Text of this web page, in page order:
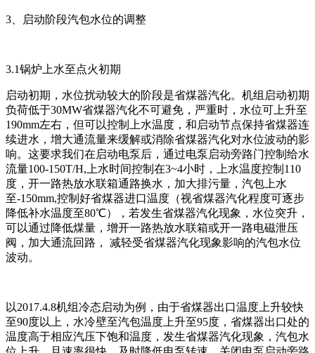
3、启动阶段汽包水位的调整
3.1锅炉上水至点火初期
启动初期，水位扰动较大的阶段是省煤器汽化。机组启动初期
负荷低于30MW省煤器汽化不可避免，严重时，水位可上升至
190mm左右，但可以控制上水温度，和启动节点保持省煤器连
续进水，增大通流量来缓解或消除省煤器汽化对水位波动的影
响。这要求我们在启动电泵后，通过电泵启动旁路门控制给水
流量100-150T/H,上水时间控制在3~4小时，上水温度控制110
度，开一路热放水联箱通路换水，加大排污量，汽包上水
至-150mm,控制好省煤器进口温度（视省煤器汽化程度可逐步
降低补水温度至80℃），若发生省煤器汽化现象，水位突升，
可以通过降低煤量，增开一路热放水联箱或开一路电磁泄压
阀，加大通流回路， 减轻受省煤器汽化现象影响的汽包水位
波动。
以2017.4.8机组冷态启动为例，由于省煤器出口温度上升较快
至90度以上，水冷壁至汽包温度上升至95度，省煤器出口处的
温度高于相应汽压下饱和温度，发生省煤器汽化现象，汽包水